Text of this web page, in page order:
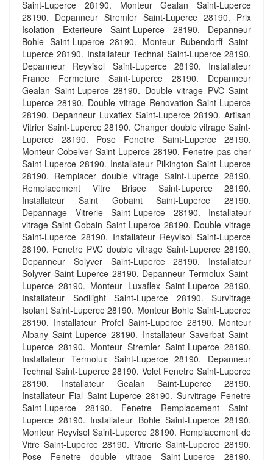
Saint-Luperce 28190. Monteur Gealan Saint-Luperce
28190. Depanneur Stremler Saint-Luperce 28190. Prix
Isolation Exterieure Saint-Luperce 28190. Depanneur
Bohle Saint-Luperce 28190. Monteur Bubendorff Saint-
Luperce 28190. Installateur Technal Saint-Luperce 28190.
Depanneur Reyvisol Saint-Luperce 28190. Installateur
France Fermeture Saint-Luperce 28190. Depanneur
Gealan Saint-Luperce 28190. Double vitrage PVC Saint-
Luperce 28190. Double vitrage Renovation Saint-Luperce
28190. Depanneur Luxaflex Saint-Luperce 28190. Artisan
Vitrier Saint-Luperce 28190. Changer double vitrage Saint-
Luperce 28190. Pose Fenetre Saint-Luperce 28190.
Monteur Cobelver Saint-Luperce 28190. Fenetre pas cher
Saint-Luperce 28190. Installateur Pilkington Saint-Luperce
28190. Remplacer double vitrage Saint-Luperce 28190.
Remplacement Vitre Brisee Saint-Luperce 28190.
Installateur Saint Gobaint Saint-Luperce 28190.
Depannage Vitrerie Saint-Luperce 28190. Installateur
vitrage Saint Gobain Saint-Luperce 28190. Double vitrage
Saint-Luperce 28190. Installateur Reyvisol Saint-Luperce
28190. Fenetre PVC double vitrage Saint-Luperce 28190.
Depanneur Solyver Saint-Luperce 28190. Installateur
Solyver Saint-Luperce 28190. Depanneur Termolux Saint-
Luperce 28190. Monteur Luxaflex Saint-Luperce 28190.
Installateur Sodilight Saint-Luperce 28190. Survitrage
Isolant Saint-Luperce 28190. Monteur Bohle Saint-Luperce
28190. Installateur Profel Saint-Luperce 28190. Monteur
Albany Saint-Luperce 28190. Installateur Saverbat Saint-
Luperce 28190. Monteur Stremler Saint-Luperce 28190.
Installateur Termolux Saint-Luperce 28190. Depanneur
Technal Saint-Luperce 28190. Volet Fenetre Saint-Luperce
28190. Installateur Gealan Saint-Luperce 28190.
Installateur Fial Saint-Luperce 28190. Survitrage Fenetre
Saint-Luperce 28190. Fenetre Remplacement Saint-
Luperce 28190. Installateur Bohle Saint-Luperce 28190.
Monteur Reyvisol Saint-Luperce 28190. Remplacement de
Vitre Saint-Luperce 28190. Vitrerie Saint-Luperce 28190.
Pose Fenetre double vitrage Saint-Luperce 28190.